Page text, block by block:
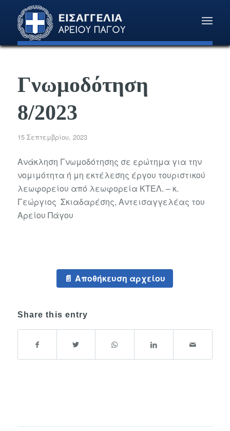
Γνωμοδότηση
8/2023
15 Σεπτεμβρίου, 2023
Ανάκληση Γνωμοδότησης σε ερώτημα για την
νομιμότητα ή μη εκτέλεσης έργου τουριστικού
λεωφορείου από λεωφορεία ΚΤΕΛ. – κ.
Γεώργιος Σκιαδαρέσης, Αντεισαγγελέας του
Αρείου Πάγου
Αποθήκευση αρχείου
Share this entry